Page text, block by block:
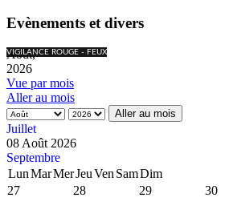
Evènements et divers
VIGILANCE ROUGE - FEUX
Août,
2026
Vue par mois
Aller au mois
Aller au mois
Juillet
08 Août 2026
Septembre
LunMarMerJeuVen SamDim
27
28 29 30